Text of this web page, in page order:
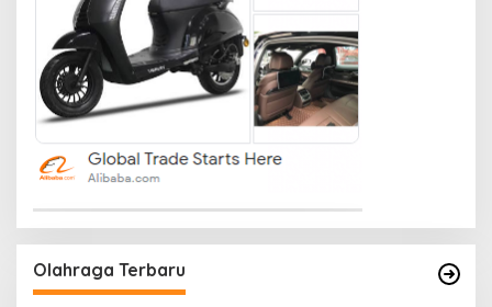
Olahraga Terbaru